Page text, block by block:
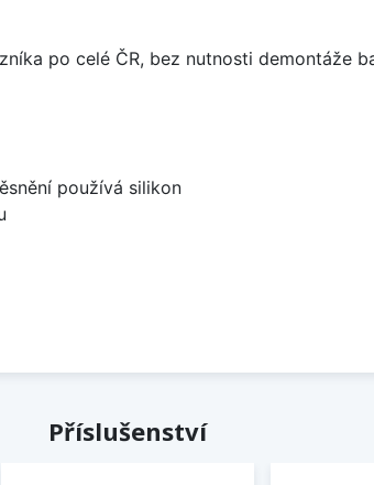
po celé ČR, bez nutnosti demontáže
používá silikon
Příslušenství